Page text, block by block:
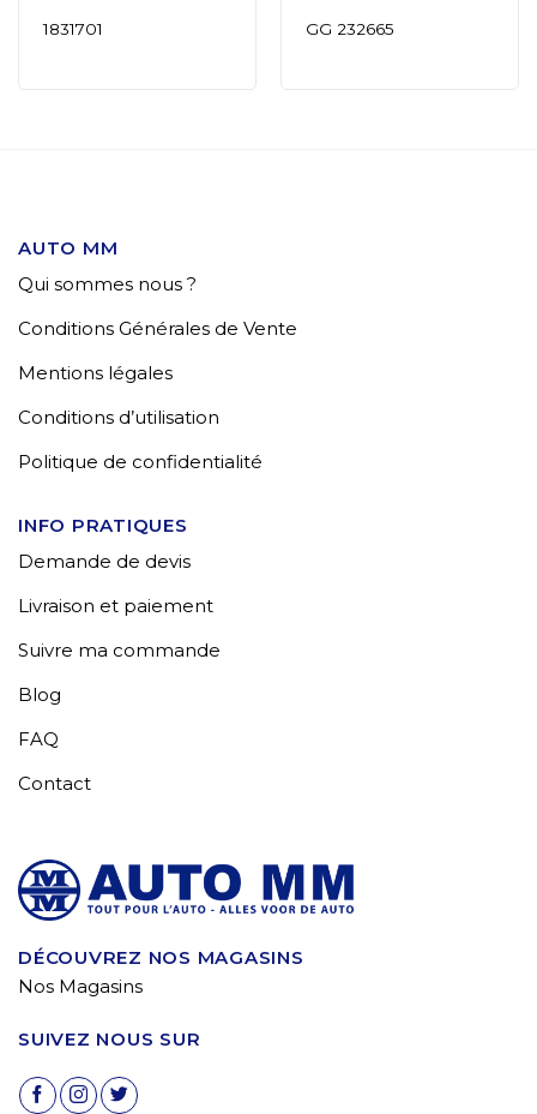
1831701 GG 232665
AUTO MM
Qui sommes nous ?
Conditions Générales de Vente
Mentions légales
Conditions d’utilisation
Politique de confidentialité
INFO PRATIQUES
Demande de devis
Livraison et paiement
Suivre ma commande
Blog
FAQ
Contact
DÉCOUVREZ NOS MAGASINS
Nos Magasins
SUIVEZ NOUS SUR